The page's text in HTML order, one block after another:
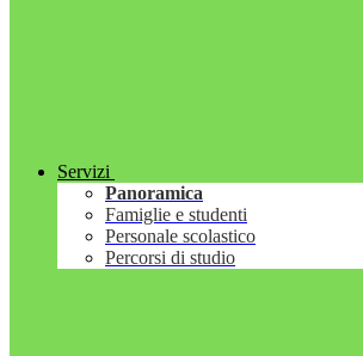
Servizi
Panoramica
Famiglie e studenti
Personale scolastico
Percorsi di studio